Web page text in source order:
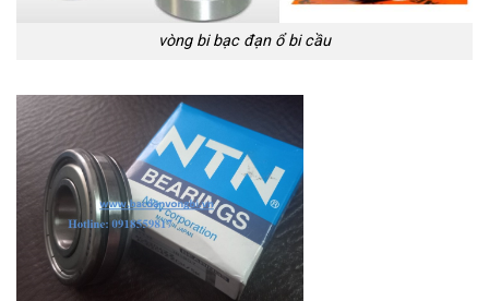
vòng bi bạc đạn ổ bi cầu